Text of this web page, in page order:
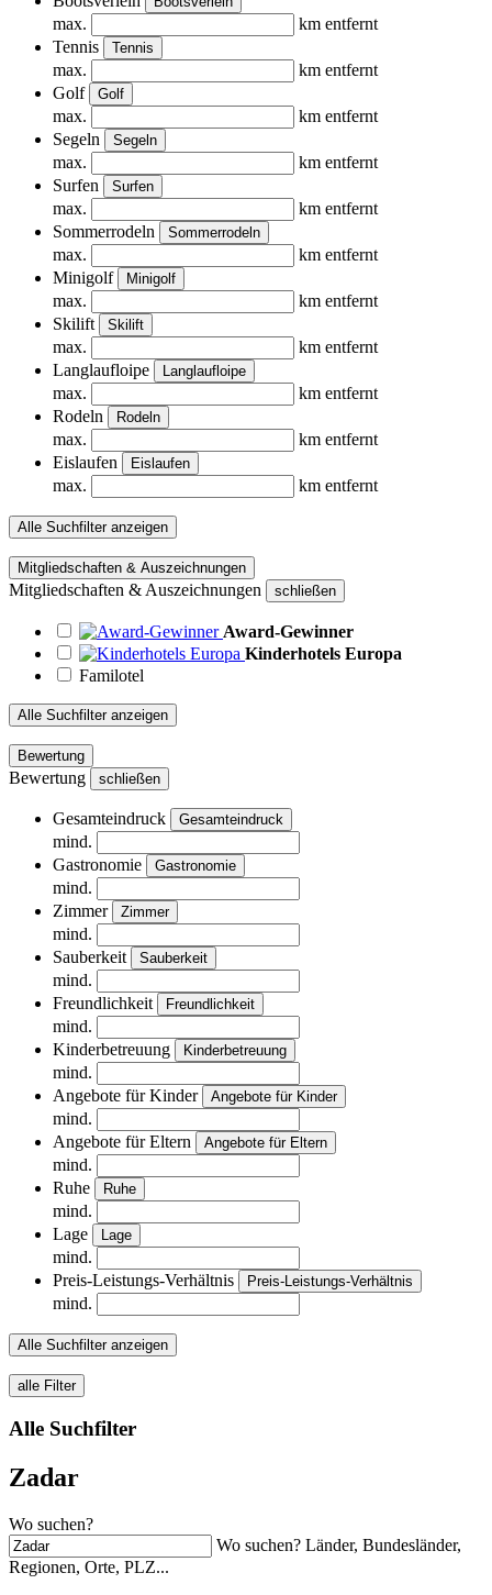
max.
km entfernt
Tennis
Tennis
max.
km entfernt
Golf
Golf
max.
km entfernt
Segeln
Segeln
max.
km entfernt
Surfen
Surfen
max.
km entfernt
Sommerrodeln
Sommerrodeln
max.
km entfernt
Minigolf
Minigolf
max.
km entfernt
Skilift
Skilift
max.
km entfernt
Langlaufloipe
Langlaufloipe
max.
km entfernt
Rodeln
Rodeln
max.
km entfernt
Eislaufen
Eislaufen
max. km entfernt
Alle Suchfilter anzeigen
Mitgliedschaften & Auszeichnungen
Mitgliedschaften & Auszeichnungen schließen
Award-Gewinner
Kinderhotels Europa
Familotel
Alle Suchfilter anzeigen
Bewertung
Bewertung schließen
Gesamteindruck Gesamteindruck
mind.
Gastronomie
Gastronomie
mind.
Zimmer
Zimmer
mind.
Sauberkeit
Sauberkeit
mind.
Freundlichkeit
Freundlichkeit
mind.
Kinderbetreuung
Kinderbetreuung
mind.
Angebote für Kinder
Angebote für Kinder
mind.
Angebote für Eltern
Angebote für Eltern
mind.
Ruhe
Ruhe
mind.
Lage
Lage
mind.
Preis-Leistungs-Verhältnis
Preis-Leistungs-Verhältnis
mind.
Alle Suchfilter anzeigen
alle Filter
Alle Suchfilter
Zadar
Wo suchen?
Wo suchen? Länder, Bundesländer,
Regionen, Orte, PLZ...